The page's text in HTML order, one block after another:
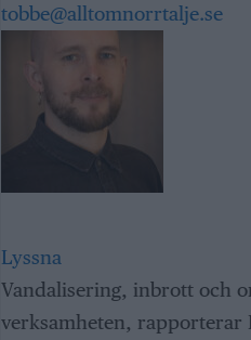
tobbe@alltomnorrtalje.se
Lyssna
Vandalisering, inbrott och
verksamheten, rapporterar